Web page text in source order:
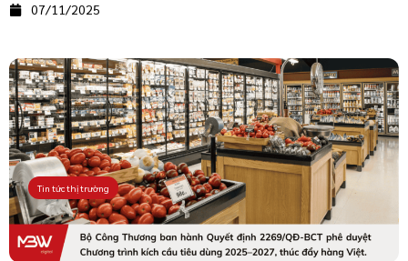
07/11/2025
Tin tức thị trường